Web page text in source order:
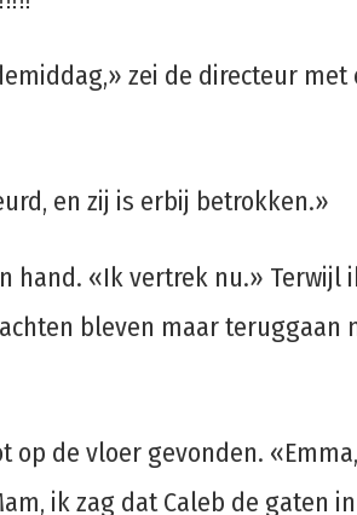
zei de directeur
en zij is erbij betrokken.»
«Ik vertrek nu.» Terwijl
bleven maar teruggaan
de vloer gevonden.
ik zag dat Caleb de gaten